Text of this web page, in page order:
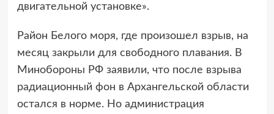
двигательной установке».
Район Белого моря, где произошел взрыв, на
месяц закрыли для свободного плавания. В
Минобороны РФ заявили, что после взрыва
радиационный фон в Архангельской области
остался в норме. Но администрация